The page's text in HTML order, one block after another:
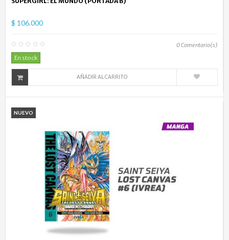
$ 106.000
0Comentario(s)
En stock
AÑADIR AL CARRITO
NUEVO